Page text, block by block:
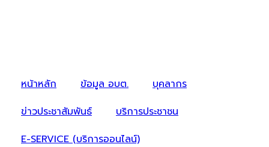
หน้าหลัก ข้อมูล อบต.
บุคลากร
ข่าวประชาสัมพันธ์
บริการประชาชน
E-SERVICE (บริการออนไลน์)